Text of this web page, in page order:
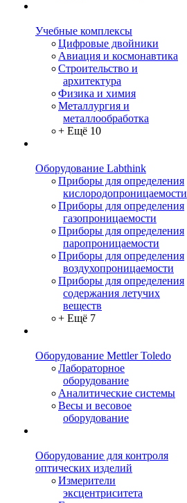
Учебные комплексы
Цифровые двойники
Авиация и космонавтика
Строительство и
архитектура
Физика и химия
Металлургия и
металлообработка
+ Ещё 10
Оборудование Labthink
Приборы для определения
кислородопроницаемости
Приборы для определения
газопроницаемости
Приборы для определения
паропроницаемости
Приборы для определения
воздухопроницаемости
Приборы для определения
содержания летучих
веществ
+ Ещё 7
Оборудование Mettler Toledo
Лабораторное
оборудование
Аналитические системы
Весы и весовое
оборудование
Оборудование для контроля
оптических изделий
Измерители
эксцентриситета